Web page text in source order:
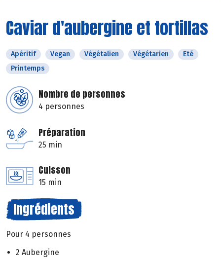
Caviar d'aubergine et tortillas
Apéritif Vegan Végétalien Végétarien
Eté
Printemps
Nombre de personnes
4 personnes
Préparation
25 min
Cuisson
15 min
Ingrédients
Pour 4 personnes
2 Aubergine